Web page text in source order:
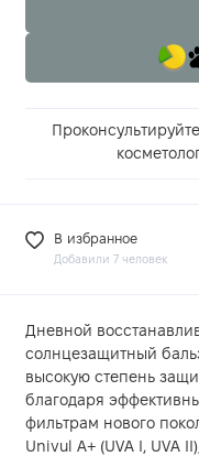
В избранное
Добавили 7 человек
Дневной
солнцезащитный
высокую степень
благодаря
фильтрам нового
Univul A+ (UVA I, UVA